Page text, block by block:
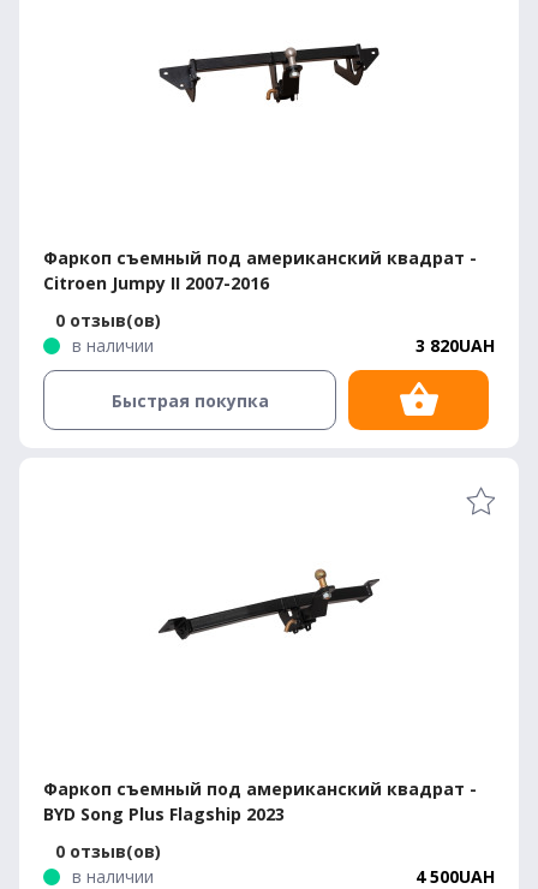
Фаркоп съемный под американский квадрат -
Citroen Jumpy II 2007-2016
0 отзыв(ов)
в наличии
3 820UAH
Быстрая покупка
Фаркоп съемный под американский квадрат -
BYD Song Plus Flagship 2023
0 отзыв(ов)
в наличии
4 500UAH